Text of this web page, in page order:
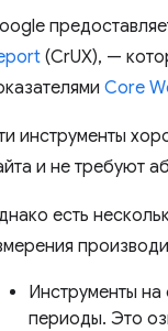
(CrUX), —
Core
инструменты
и не требуют
есть
Инструменты
периоды. Это